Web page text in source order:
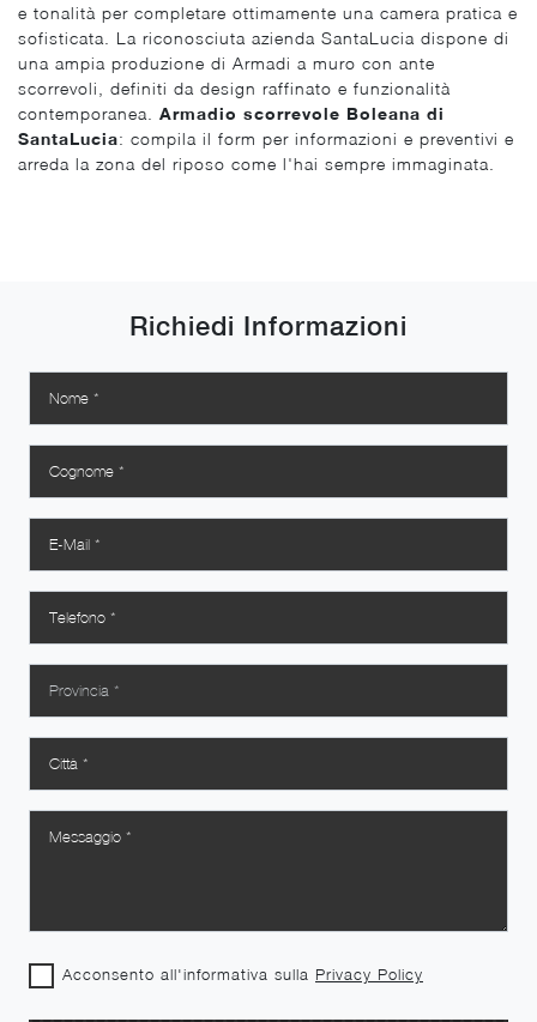
e tonalità per completare ottimamente una camera pratica e
sofisticata. La riconosciuta azienda SantaLucia dispone di
una ampia produzione di Armadi a muro con ante
scorrevoli, definiti da design raffinato e funzionalità
contemporanea. Armadio scorrevole Boleana di
SantaLucia: compila il form per informazioni e preventivi e
arreda la zona del riposo come l'hai sempre immaginata.
Richiedi Informazioni
Acconsento all'informativa sulla Privacy Policy